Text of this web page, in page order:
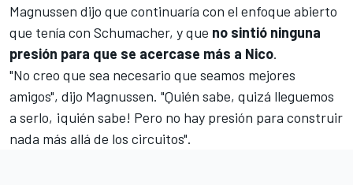
Magnussen dijo que continuaría con el enfoque abierto
que tenía con Schumacher, y que no sintió ninguna
presión para que se acercase más a Nico.
"No creo que sea necesario que seamos mejores
amigos", dijo Magnussen. "Quién sabe, quizá lleguemos
a serlo, ¡quién sabe! Pero no hay presión para construir
nada más allá de los circuitos".